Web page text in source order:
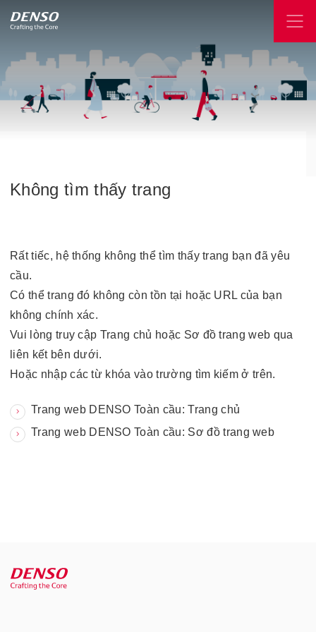
Không tìm thấy trang
Rất tiếc, hệ thống không thể tìm thấy trang bạn đã yêu
cầu.
Có thể trang đó không còn tồn tại hoặc URL của bạn
không chính xác.
Vui lòng truy cập Trang chủ hoặc Sơ đồ trang web qua
liên kết bên dưới.
Hoặc nhập các từ khóa vào trường tìm kiếm ở trên.
Trang web DENSO Toàn cầu: Trang chủ
Trang web DENSO Toàn cầu: Sơ đồ trang web